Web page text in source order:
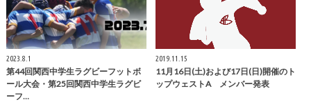
2023.8.1
第44回関西中学生ラグビーフットボ
ール大会・第25回関西中学生ラグビ
ーフ…
2019.11.15
11月16日(土)および17日(日)開催のト
ップウェストA メンバー発表